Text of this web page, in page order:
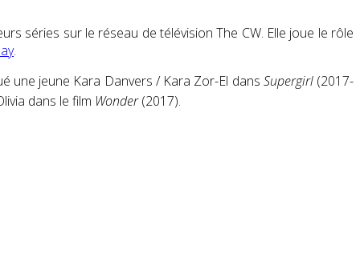
séries sur le réseau de télévisionThe CW. Elle joue le rôle
.
une jeune Kara Danvers / Kara Zor-El dans Supergirl(2017-
dans le film Wonder(2017).